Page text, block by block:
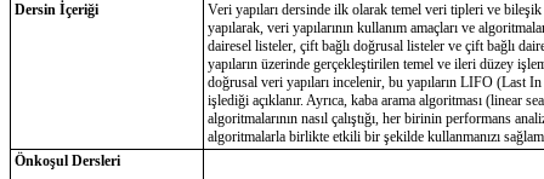
Dersin İçeriği
Veri yapıları dersinde ilk olarak temel veri tipleri ve bileşik
yapılarak, veri yapılarının kullanım amaçları ve
dairesel listeler, çift bağlı doğrusal listeler ve çift bağlı
yapıların üzerinde gerçekleştirilen temel ve ileri düzey
doğrusal veri yapıları incelenir, bu yapıların LIFO
işlediği açıklanır. Ayrıca, kaba arama algoritması (linear
algoritmalarının nasıl çalıştığı, her birinin performans
algoritmalarla birlikte etkili bir şekilde kullanmanızı
Önkoşul Dersleri